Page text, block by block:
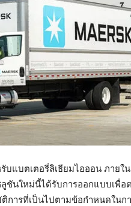
บแบตเตอรี่ลิเธียมไอออน ภายใ
ชันใหม่นี้ได้รับการออกแบบเพื่
การที่เป็นไปตามข้อกำหนดในก